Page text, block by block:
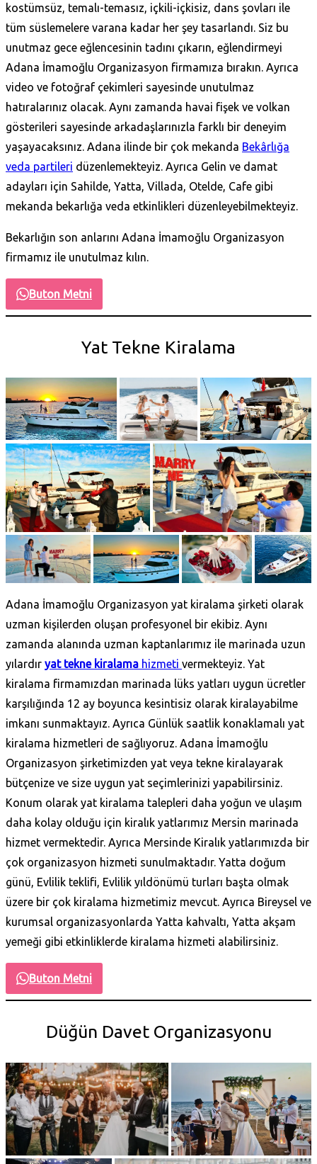
kostümsüz, temalı-temasız, içkili-içkisiz, dans şovları ile
tüm süslemelere varana kadar her şey tasarlandı. Siz bu
unutmaz gece eğlencesinin tadını çıkarın, eğlendirmeyi
Adana İmamoğlu Organizasyon firmamıza bırakın. Ayrıca
video ve fotoğraf çekimleri sayesinde unutulmaz
hatıralarınız olacak. Aynı zamanda havai fişek ve volkan
gösterileri sayesinde arkadaşlarınızla farklı bir deneyim
yaşayacaksınız. Adana ilinde bir çok mekanda Bekârlığa
veda partileri düzenlemekteyiz. Ayrıca Gelin ve damat
adayları için Sahilde, Yatta, Villada, Otelde, Cafe gibi
mekanda bekarlığa veda etkinlikleri düzenleyebilmekteyiz.
Bekarlığın son anlarını Adana İmamoğlu Organizasyon
firmamız ile unutulmaz kılın.
Buton Metni
Yat Tekne Kiralama
Adana İmamoğlu Organizasyon yat kiralama şirketi olarak
uzman kişilerden oluşan profesyonel bir ekibiz. Aynı
zamanda alanında uzman kaptanlarımız ile marinada uzun
yılardır yat tekne kiralama hizmeti vermekteyiz. Yat
kiralama firmamızdan marinada lüks yatları uygun ücretler
karşılığında 12 ay boyunca kesintisiz olarak kiralayabilme
imkanı sunmaktayız. Ayrıca Günlük saatlik konaklamalı yat
kiralama hizmetleri de sağlıyoruz. Adana İmamoğlu
Organizasyon şirketimizden yat veya tekne kiralayarak
bütçenize ve size uygun yat seçimlerinizi yapabilirsiniz.
Konum olarak yat kiralama talepleri daha yoğun ve ulaşım
daha kolay olduğu için kiralık yatlarımız Mersin marinada
hizmet vermektedir. Ayrıca Mersinde Kiralık yatlarımızda bir
çok organizasyon hizmeti sunulmaktadır. Yatta doğum
günü, Evlilik teklifi, Evlilik yıldönümü turları başta olmak
üzere bir çok kiralama hizmetimiz mevcut. Ayrıca Bireysel ve
kurumsal organizasyonlarda Yatta kahvaltı, Yatta akşam
yemeği gibi etkinliklerde kiralama hizmeti alabilirsiniz.
Buton Metni
Düğün Davet Organizasyonu